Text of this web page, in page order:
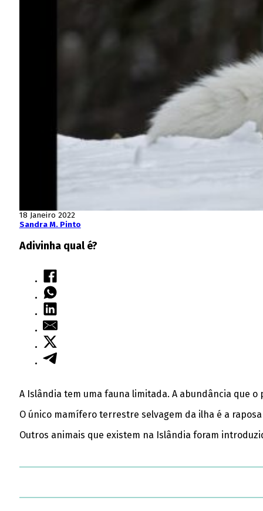
18 Janeiro 2022
Sandra M. Pinto
Adivinha qual é?
A Islândia tem uma fauna limitada. A abundância que
O único mamífero terrestre selvagem da ilha é a
Outros animais que existem na Islândia foram